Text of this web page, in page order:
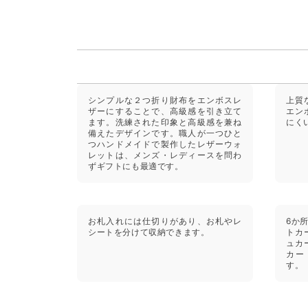
シンプルな２つ折り財布をエンボスレ
ザーにすることで、高級感を引き立て
ます。洗練された印象と高級感を兼ね
備えたデザインです。職人が一つひと
つハンドメイドで製作したレザーウォ
レットは、メンズ・レディースを問わ
ずギフトにも最適です。
上質
エン
にく
お札入れには仕切りがあり、お札やレ
シートを分けて収納できます。
6か
ト
ュカ
カー
す。